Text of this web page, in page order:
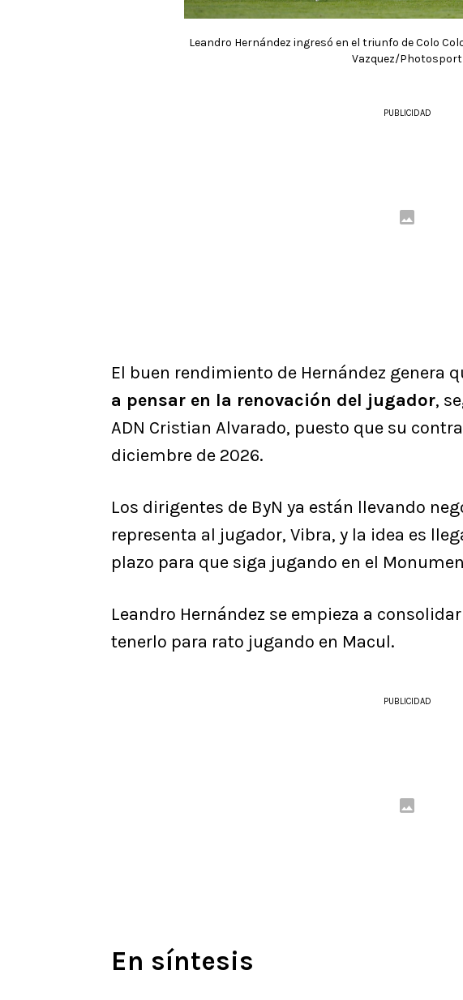
Leandro Hernández ingresó en el triunfo de Colo
Vazquez/Photosport
PUBLICIDAD
El buen rendimiento de Hernández genera
a pensar en la renovación del jugador,
ADN Cristian Alvarado, puesto que su
diciembre de 2026.
Los dirigentes de ByN ya están llevando
representa al jugador, Vibra, y la idea es
plazo para que siga jugando en el
Leandro Hernández se empieza a
tenerlo para rato jugando en Macul.
PUBLICIDAD
En síntesis